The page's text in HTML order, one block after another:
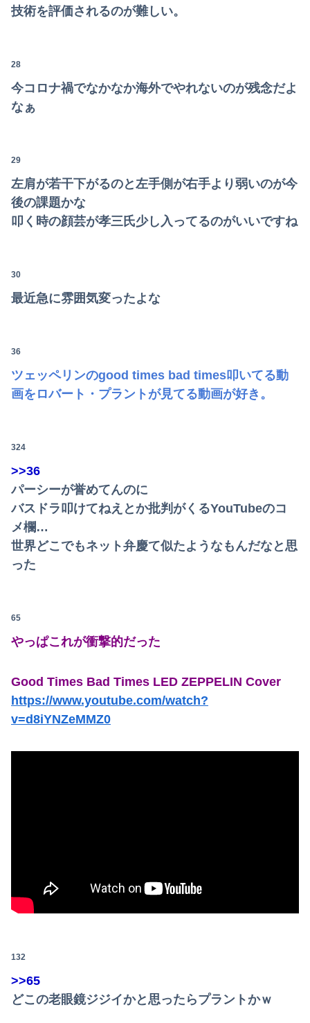
技術を評価されるのが難しい。
28
今コロナ禍でなかなか海外でやれないのが残念だよ
なぁ
29
左肩が若干下がるのと左手側が右手より弱いのが今
後の課題かな
叩く時の顔芸が孝三氏少し入ってるのがいいですね
30
最近急に雰囲気変ったよな
36
ツェッペリンのgood times bad times叩いてる動
画をロバート・プラントが見てる動画が好き。
324
>>36
パーシーが誉めてんのに
バスドラ叩けてねえとか批判がくるYouTubeのコ
メ欄…
世界どこでもネット弁慶て似たようなもんだなと思
った
65
やっぱこれが衝撃的だった
Good Times Bad Times LED ZEPPELIN Cover
https://www.youtube.com/watch?
v=d8iYNZeMMZ0
132
>>65
どこの老眼鏡ジジイかと思ったらプラントかｗ